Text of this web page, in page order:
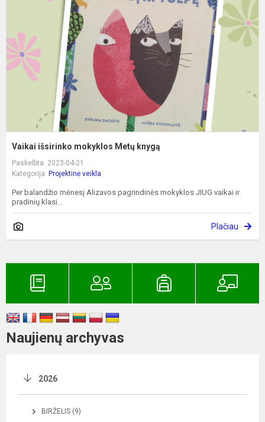
Vaikai išsirinko mokyklos Metų knygą
Paskelbta: 2023-04-21
Kategorija: Projektinė veikla
Per balandžio mėnesį Alizavos pagrindinės mokyklos JIUG vaikai ir
pradinių klasi...
Plačiau
Naujienų archyvas
2026
BIRŽELIS (9)